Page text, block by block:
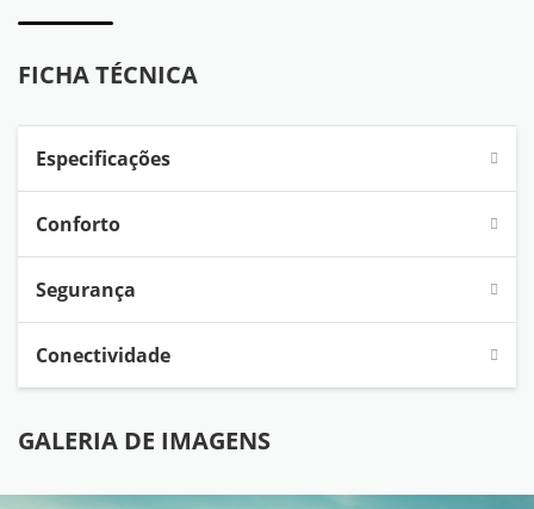
FICHA TÉCNICA
Especificações
Conforto
Segurança
Conectividade
GALERIA DE IMAGENS